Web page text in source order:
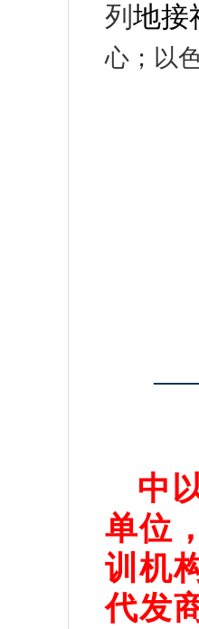
列 地接
心 ； 以
中
单位
训机
代发